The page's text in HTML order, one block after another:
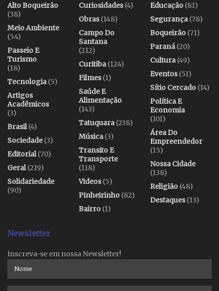
Alto Boqueirão
(38)
Meio Ambiente
(54)
Passeio E
Turismo
(18)
Tecnologia(5)
Artigos
Acadêmicos
(3)
Brasil(4)
Sociedade(3)
Editorial(70)
Geral(219)
Solidariedade
(90)
Curiosidades(4)
Obras(148)
Campo Do
Santana
(212)
Curitiba(124)
Filmes(1)
Saúde E
Alimentação
(143)
Tatuquara(238)
Música(3)
Transito E
Transporte
(118)
Videos(5)
Pinheirinho (82)
Bairro (1)
Educação (81)
Segurança(78)
Boqueirão (71)
Paraná(20)
Cultura(49)
Eventos(51)
Sítio Cercado (14)
Política E
Economia
(101)
Área Do
Empreendedor
(15)
Nossa Cidade
(138)
Religião (48)
Destaques(13)
Newsletter
Inscreva-se em nossa Newsletter!